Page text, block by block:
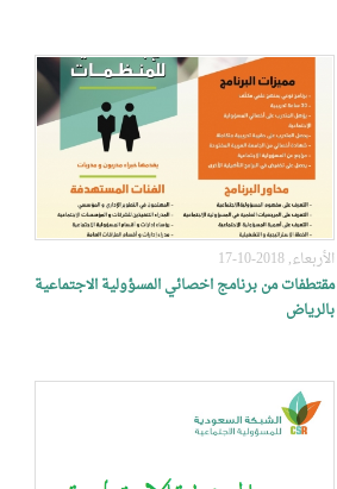
الأربعاء, 2018-10-17
مقتطفات من برنامج اخصائي المسؤولية الاجتماعية
بالرياض